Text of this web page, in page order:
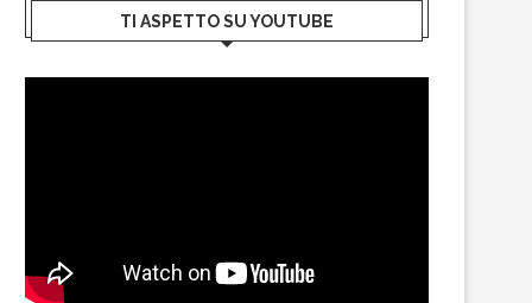
TI ASPETTO SU YOUTUBE